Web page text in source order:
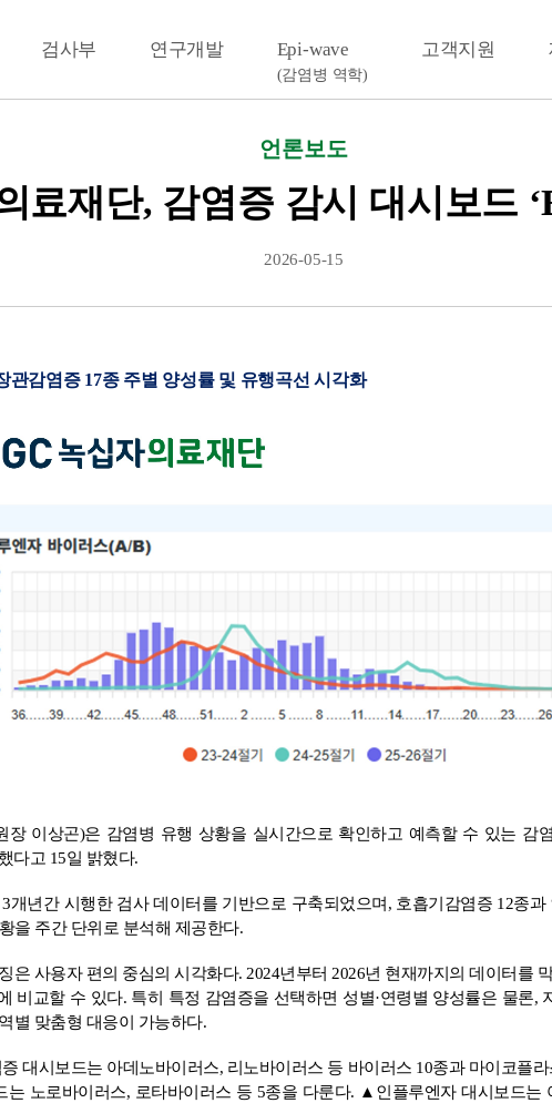
검사부 연구개발 Epi-wave
(감염병 역학)
고객지원
언론보도
료재단, 감염증 감시 대시보드
2026-05-15
관감염증 17종 주별 양성률 및 유행곡선 시각화
장 이상곤)은 감염병 유행 상황을 실시간으로 확인하고 예측할 수 있는 감
다고 15일 밝혔다.
개년간 시행한 검사 데이터를 기반으로 구축되었으며, 호흡기감염증 12종
을 주간 단위로 분석해 제공한다.
은 사용자 편의 중심의 시각화다. 2024년부터 2026년 현재까지의 데이터를
비교할 수 있다. 특히 특정 감염증을 선택하면 성별·연령별 양성률은 물론,
별 맞춤형 대응이 가능하다.
대시보드는 아데노바이러스, 리노바이러스 등 바이러스 10종과 마이코플
노로바이러스, 로타바이러스 등 5종을 다룬다. ▲인플루엔자 대시보드는